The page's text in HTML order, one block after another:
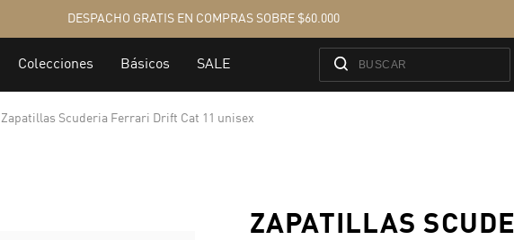
Zapatillas Scuderia Ferrari Drift Cat 11 unisex
ZAPATILLAS